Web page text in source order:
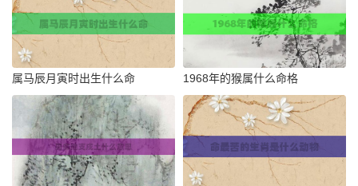
属马辰月寅时出生什么命 1968年的猴属什么命格